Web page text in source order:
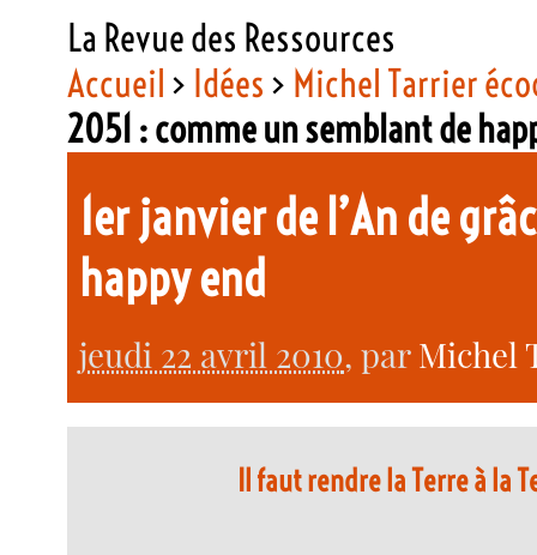
La Revue des Ressources
Accueil > Idées > Michel Tarrier
2051 : comme un semblant de
1er janvier de l’An de
happy end
jeudi 22 avril 2010, parMichel
Il faut rendre la Terre à la